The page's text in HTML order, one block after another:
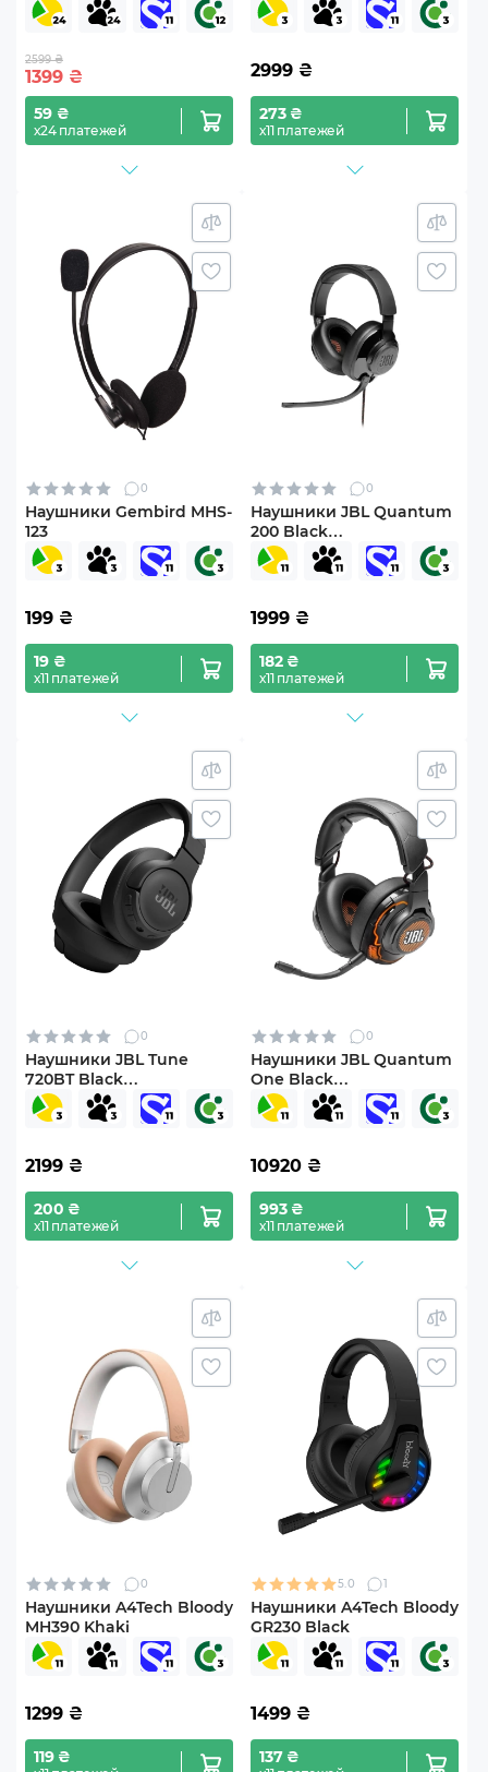
2599 ₴
1399 ₴
59 ₴
х24 платежей
2999 ₴
273 ₴
х11 платежей
0
Наушники Gembird MHS-
123
199 ₴
19 ₴
х11 платежей
0
Наушники JBL Quantum
200 Black
(JBLQUANTUM200BLK)
1999 ₴
182 ₴
х11 платежей
0
Наушники JBL Tune
720BT Black
(JBLT720BTBLK)
2199 ₴
200 ₴
х11 платежей
0
Наушники JBL Quantum
One Black
(JBLQUANTUMONEBLK)
10920 ₴
993 ₴
х11 платежей
0
Наушники A4Tech Bloody
MH390 Khaki
1299 ₴
119 ₴
5.0 1
Наушники A4Tech Bloody
GR230 Black
1499 ₴
137 ₴